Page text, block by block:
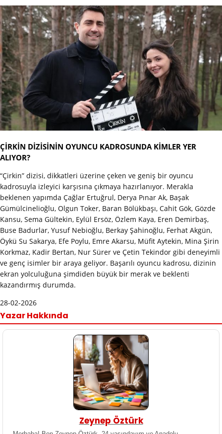
ÇİRKİN DİZİSİNİN OYUNCU KADROSUNDA KİMLER YER
ALIYOR?
“Çirkin” dizisi, dikkatleri üzerine çeken ve geniş bir oyuncu
kadrosuyla izleyici karşısına çıkmaya hazırlanıyor. Merakla
beklenen yapımda Çağlar Ertuğrul, Derya Pınar Ak, Başak
Gümülcinelioğlu, Olgun Toker, Baran Bölükbaşı, Cahit Gök, Gözde
Kansu, Sema Gültekin, Eylül Ersöz, Özlem Kaya, Eren Demirbaş,
Buse Badurlar, Yusuf Nebioğlu, Berkay Şahinoğlu, Ferhat Akgün,
Öykü Su Sakarya, Efe Poylu, Emre Akarsu, Müfit Aytekin, Mina Şirin
Korkmaz, Kadir Bertan, Nur Sürer ve Çetin Tekindor gibi deneyimli
ve genç isimler bir araya geliyor. Başarılı oyuncu kadrosu, dizinin
ekran yolculuğuna şimdiden büyük bir merak ve beklenti
kazandırmış durumda.
28-02-2026
Yazar Hakkında
Zeynep Öztürk